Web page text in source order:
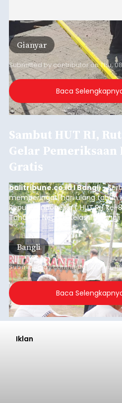
Gianyar
Submitted by contributoronThu,
Baca
Sambut HUT RI,
Gelar Pemeriksaan
Gratis
balitribune.co.id I Bangli -
memperingati hari ulang tahun
Republik Indonesia ( HUT RI) ke-
Tahanan Negara Kelas II B
kegiatan pemeriksaan
(6/8/2026).
Bangli
Submitted bycontributor Thu,
Baca
Iklan